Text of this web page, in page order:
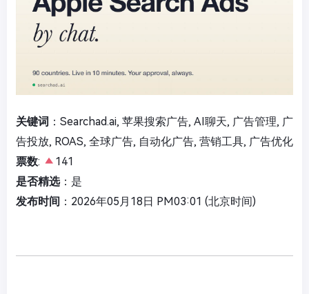
关键词 ：Searchad.ai, 苹果搜索广告, AI聊天, 广告管理, 广
告投放, ROAS, 全球广告, 自动化广告, 营销工具, 广告优化
票数:
141
是否精选：是
发布时间 ：2026年05月18日 PM03:01 (北京时间)